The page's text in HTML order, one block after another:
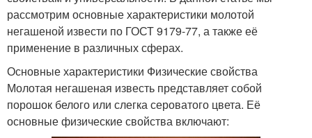
рассмотрим основные характеристики молотой
негашеной извести по ГОСТ 9179-77, а также её
применение в различных сферах.
Основные характеристики Физические свойства
Молотая негашеная известь представляет собой
порошок белого или слегка сероватого цвета. Её
основные физические свойства включают: